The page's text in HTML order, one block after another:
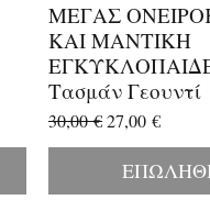
Γρήγορη
ΜΕΓΑΣ
ΚΑΙ ΜΑΝΤΙΚΗ
Τασμάν Γεουντί
Κανονική τιμή
30,00 €Τιμή
27,00 €